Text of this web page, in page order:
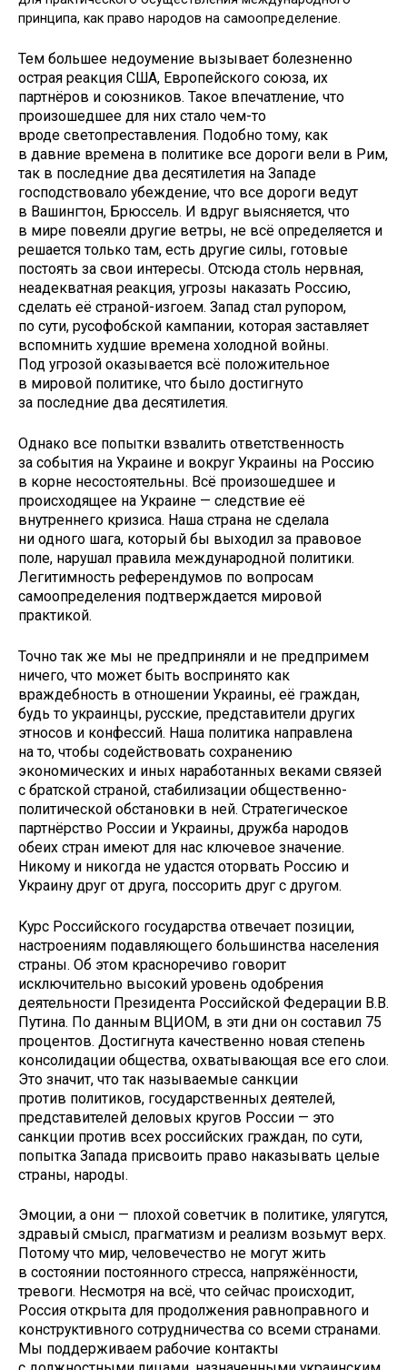
принципа, как право народов на самоопределение.
Тем большее недоумение вызывает болезненно
острая реакция США, Европейского союза, их
партнёров и союзников. Такое впечатление, что
произошедшее для них стало чем-то
вроде светопреставления. Подобно тому, как
в давние времена в политике все дороги вели в Рим,
так в последние два десятилетия на Западе
господствовало убеждение, что все дороги ведут
в Вашингтон, Брюссель. И вдруг выясняется, что
в мире повеяли другие ветры, не всё определяется и
решается только там, есть другие силы, готовые
постоять за свои интересы. Отсюда столь нервная,
неадекватная реакция, угрозы наказать Россию,
сделать её страной-изгоем. Запад стал рупором,
по сути, русофобской кампании, которая заставляет
вспомнить худшие времена холодной войны.
Под угрозой оказывается всё положительное
в мировой политике, что было достигнуто
за последние два десятилетия.
Однако все попытки взвалить ответственность
за события на Украине и вокруг Украины на Россию
в корне несостоятельны. Всё произошедшее и
происходящее на Украине — следствие её
внутреннего кризиса. Наша страна не сделала
ни одного шага, который бы выходил за правовое
поле, нарушал правила международной политики.
Легитимность референдумов по вопросам
самоопределения подтверждается мировой
практикой.
Точно так же мы не предприняли и не предпримем
ничего, что может быть воспринято как
враждебность в отношении Украины, её граждан,
будь то украинцы, русские, представители других
этносов и конфессий. Наша политика направлена
на то, чтобы содействовать сохранению
экономических и иных наработанных веками связей
с братской страной, стабилизации общественно-
политической обстановки в ней. Стратегическое
партнёрство России и Украины, дружба народов
обеих стран имеют для нас ключевое значение.
Никому и никогда не удастся оторвать Россию и
Украину друг от друга, поссорить друг с другом.
Курс Российского государства отвечает позиции,
настроениям подавляющего большинства населения
страны. Об этом красноречиво говорит
исключительно высокий уровень одобрения
деятельности Президента Российской Федерации В.В.
Путина. По данным ВЦИОМ, в эти дни он составил 75
процентов. Достигнута качественно новая степень
консолидации общества, охватывающая все его слои.
Это значит, что так называемые санкции
против политиков, государственных деятелей,
представителей деловых кругов России — это
санкции против всех российских граждан, по сути,
попытка Запада присвоить право наказывать целые
страны, народы.
Эмоции, а они — плохой советчик в политике, улягутся,
здравый смысл, прагматизм и реализм возьмут верх.
Потому что мир, человечество не могут жить
в состоянии постоянного стресса, напряжённости,
тревоги. Несмотря на всё, что сейчас происходит,
Россия открыта для продолжения равноправного и
конструктивного сотрудничества со всеми странами.
Мы поддерживаем рабочие контакты